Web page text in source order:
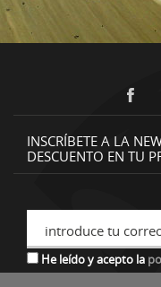
INSCRÍBETE A LA
DESCUENTO EN TU
introduce tu
He leído y acepto la